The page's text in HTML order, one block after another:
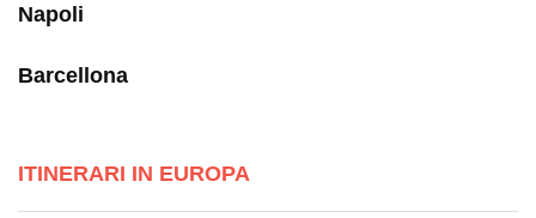
Napoli
Barcellona
ITINERARI IN EUROPA